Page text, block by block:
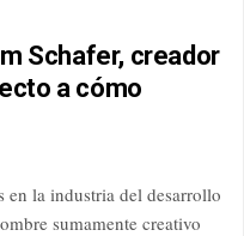
Schafer, creador
a cómo
en la industria del desarrollo
sumamente creativo